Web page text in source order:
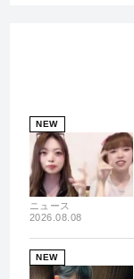
NEW
ニュース
2026.08.08
NEW